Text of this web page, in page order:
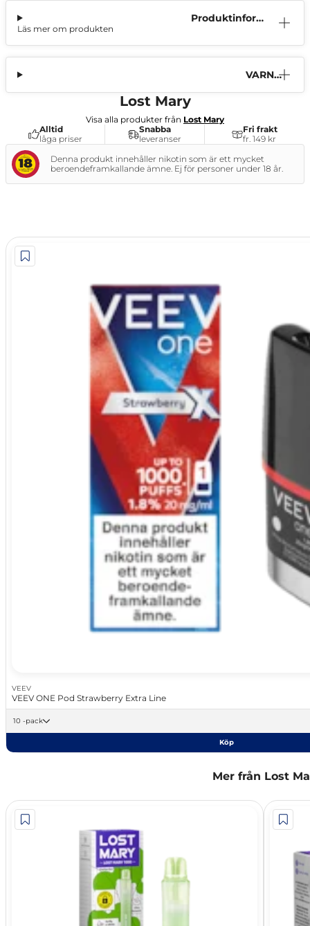
Produktinform
Läs mer om produkten
VARNI
Lost Mary
Visa alla produkter från Lost Mary
Alltid
låga priser
Snabba
leveranser
Fri frakt
fr. 149 kr
Denna produkt innehåller nikotin som är ett mycket
beroendeframkallande ämne. Ej för personer under 18 år.
VEEV
VEEV ONE Pod Strawberry Extra Line
10 -pack
Köp
Mer från Lost